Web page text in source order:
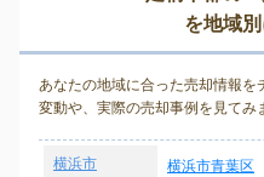
を地域
あなたの地域に合った売却情報を
変動や、実際の売却事例を見てみ
横浜市 横浜市青葉区